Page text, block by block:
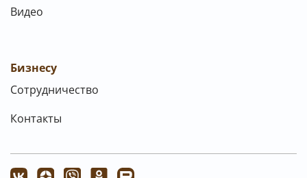
Видео
Бизнесу
Сотрудничество
Контакты